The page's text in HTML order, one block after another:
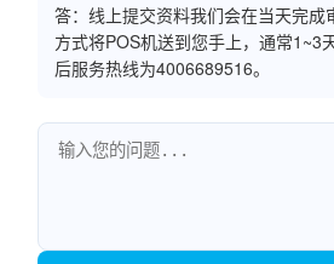
答：线上提交资料我们会在当天完成
方式将POS机送到您手上，通常1~3
后服务热线为4006689516。